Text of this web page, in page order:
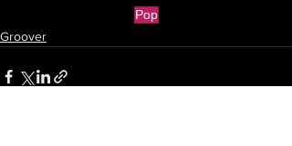
Pop
Groover